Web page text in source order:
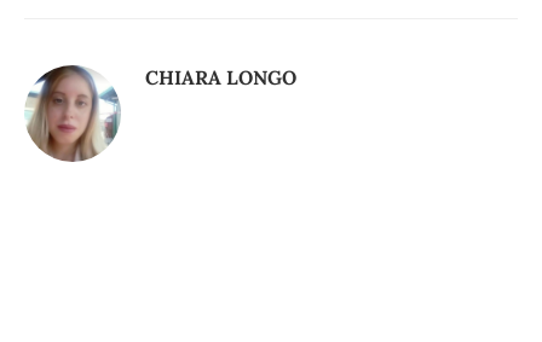
CHIARA LONGO